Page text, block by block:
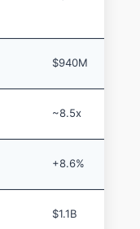
$940M
~8.5x
+8.6%
$1.1B